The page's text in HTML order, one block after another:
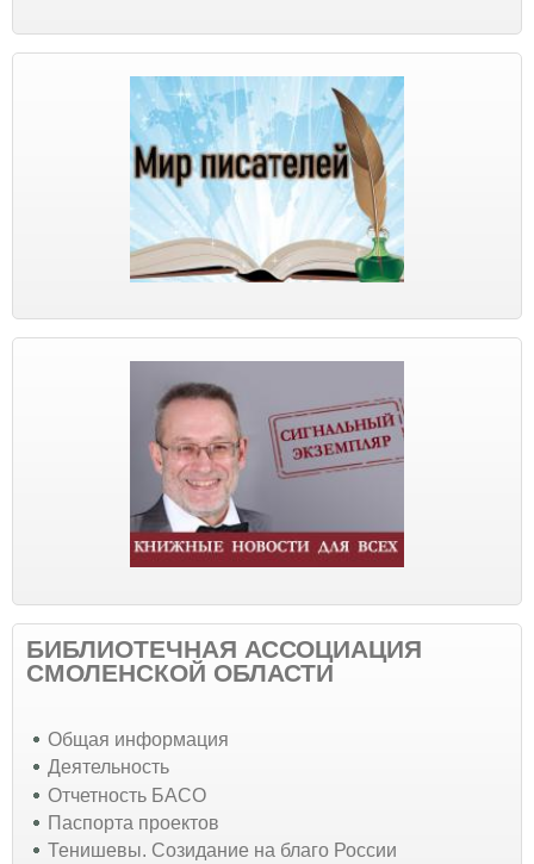
БИБЛИОТЕЧНАЯ АССОЦИАЦИЯ
СМОЛЕНСКОЙ ОБЛАСТИ
Общая информация
Деятельность
Отчетность БАСО
Паспорта проектов
Тенишевы. Созидание на благо России